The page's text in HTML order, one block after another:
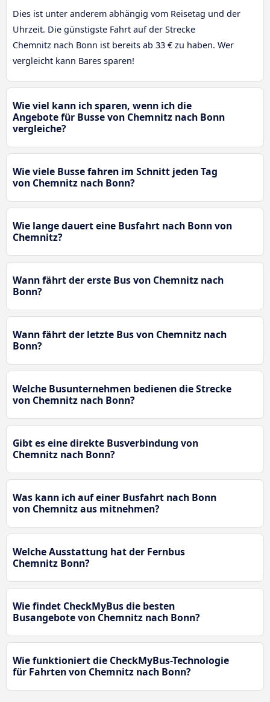
Dies ist unter anderem abhängig vom Reisetag und der
Uhrzeit. Die günstigste Fahrt auf der Strecke
Chemnitz nach Bonn ist bereits ab 33 € zu haben. Wer
vergleicht kann Bares sparen!
Wie viel kann ich sparen, wenn ich die
Angebote für Busse von Chemnitz nach Bonn
vergleiche?
Wie viele Busse fahren im Schnitt jeden Tag
von Chemnitz nach Bonn?
Wie lange dauert eine Busfahrt nach Bonn von
Chemnitz?
Wann fährt der erste Bus von Chemnitz nach
Bonn?
Wann fährt der letzte Bus von Chemnitz nach
Bonn?
Welche Busunternehmen bedienen die Strecke
von Chemnitz nach Bonn?
Gibt es eine direkte Busverbindung von
Chemnitz nach Bonn?
Was kann ich auf einer Busfahrt nach Bonn
von Chemnitz aus mitnehmen?
Welche Ausstattung hat der Fernbus
Chemnitz Bonn?
Wie findet CheckMyBus die besten
Busangebote von Chemnitz nach Bonn?
Wie funktioniert die CheckMyBus-Technologie
für Fahrten von Chemnitz nach Bonn?